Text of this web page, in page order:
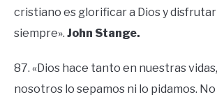
cristiano es glorificar a Dios y disfrutar
siempre». John Stange.
87. «Dios hace tanto en nuestras
nosotros lo sepamos ni lo pidamos.